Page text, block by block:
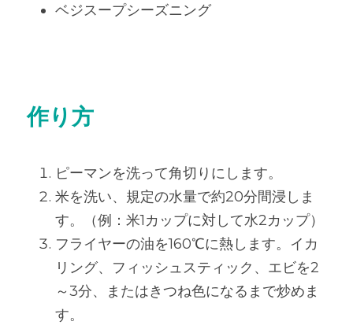
ベジスープシーズニング
作り方
ピーマンを洗って角切りにします。
米を洗い、規定の水量で約20分間浸しま
す。（例：米1カップに対して水2カップ）
フライヤーの油を160℃に熱します。イカ
リング、フィッシュスティック、エビを2
～3分、またはきつね色になるまで炒めま
す。